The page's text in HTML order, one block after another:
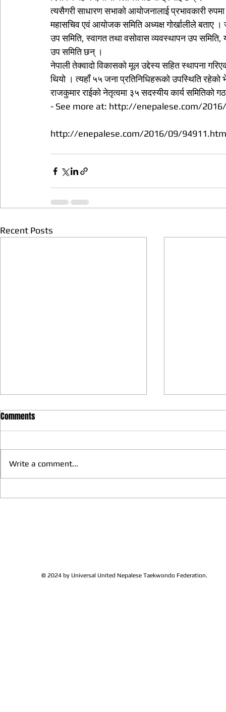
त्यसैगरी साधारण सभाको आयोजनालाई प्रभावकारी
महासचिव एवं आयोजक समिति अध्यक्ष गोर्खालीले बताए
उप समिति, स्वागत तथा वसोवास व्यवस्थापन उप समिति,
उप समिति छन् ।
नेपाली तेक्वादो विकासको मूल उद्देस्य सहित स्थापना
थियो । त्यहाँ ५५ जना प्रतिनिधिहरूको उपस्थिति
राजकुमार राईको नेतृत्वमा ३५ सदस्यीय कार्य समितिको
- See more at: http://enepalese.com/
http://enepalese.com/2016/09/
Recent Posts
We have more Taekwondo
Thankful to
Comments
Write a comment...
© 2024 by Universal United Nepalese Taekwondo Federation.